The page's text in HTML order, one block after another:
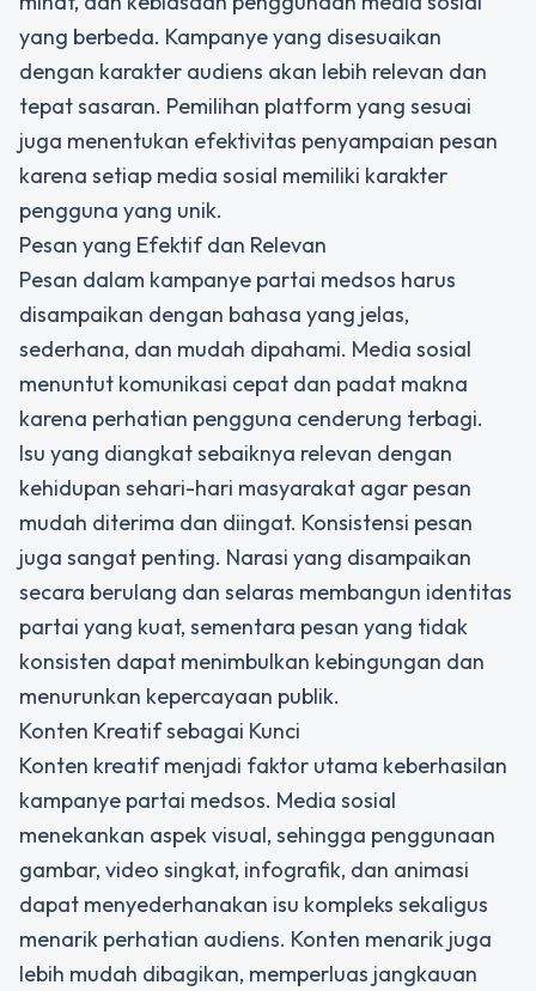
yang berbeda. Kampanye yang disesuaikan
dengan karakter audiens akan lebih relevan dan
tepat sasaran. Pemilihan platform yang sesuai
juga menentukan efektivitas penyampaian pesan
karena setiap media sosial memiliki karakter
pengguna yang unik.
Pesan yang Efektif dan Relevan
Pesan dalam kampanye partai medsos harus
disampaikan dengan bahasa yang jelas,
sederhana, dan mudah dipahami. Media sosial
menuntut komunikasi cepat dan padat makna
karena perhatian pengguna cenderung terbagi.
Isu yang diangkat sebaiknya relevan dengan
kehidupan sehari-hari masyarakat agar pesan
mudah diterima dan diingat. Konsistensi pesan
juga sangat penting. Narasi yang disampaikan
secara berulang dan selaras membangun identitas
partai yang kuat, sementara pesan yang tidak
konsisten dapat menimbulkan kebingungan dan
menurunkan kepercayaan publik.
Konten Kreatif sebagai Kunci
Konten kreatif menjadi faktor utama keberhasilan
kampanye partai medsos. Media sosial
menekankan aspek visual, sehingga penggunaan
gambar, video singkat, infografik, dan animasi
dapat menyederhanakan isu kompleks sekaligus
menarik perhatian audiens. Konten menarik juga
lebih mudah dibagikan, memperluas jangkauan